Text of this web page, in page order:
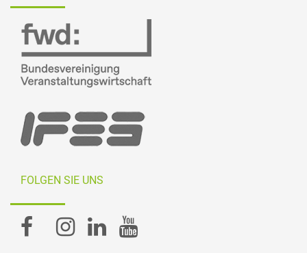
FOLGEN SIE UNS